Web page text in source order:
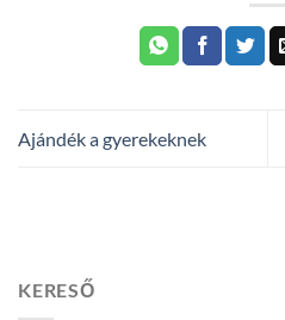
Ajándék a gyerekeknek
KERESŐ